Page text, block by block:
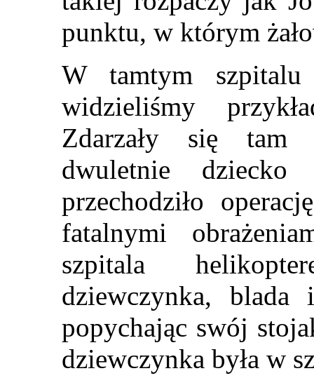
punktu, w którym
W tamtym
widzieliśmy
Zdarzały się tam
dwuletnie
przechodziło
fatalnymi
szpitala
dziewczynka, blada
popychając swój
dziewczynka była w